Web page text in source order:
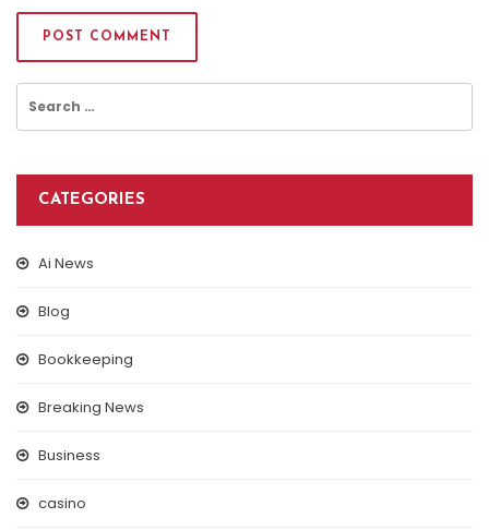
Search
for:
CATEGORIES
Ai News
Blog
Bookkeeping
Breaking News
Business
casino